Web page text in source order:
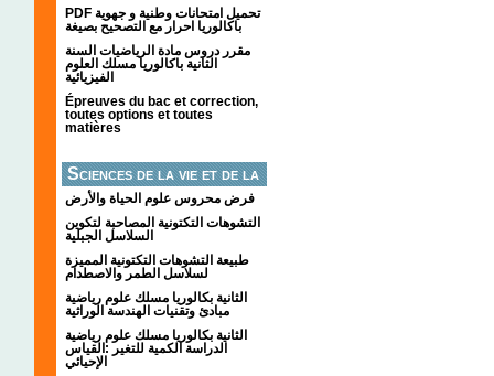
PDF تحميل امتحانات وطنية و جهوية
باكالوريا احرار مع التصحيح بصيغة
مقرر دروس مادة الرياضيات السنة
الثانية باكالوريا مسلك العلوم
الفيزيائية
Épreuves du bac et correction,
toutes options et toutes
matières
Sciences de la vie et de la
terre
فرض محروس علوم الحياة والأرض
التشوهات التكتونیة المصاحبة لتكوین
السلاسل الجبلیة
طبيعة التشوهات التكتونية المميزة
لسلاسل الطمر والاصطدام
الثانية بكالوريا مسلك علوم رياضية
مبادئ وتقنيات الهندسة الوراثية
الثانية بكالوريا مسلك علوم رياضية
الدراسة الكمية للتغير :القياس
الإحيائي